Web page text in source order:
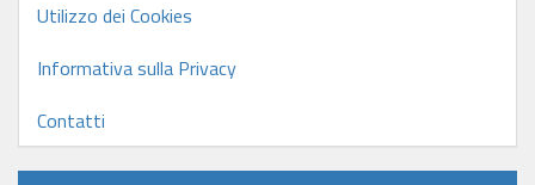
Utilizzo dei Cookies
Informativa sulla Privacy
Contatti